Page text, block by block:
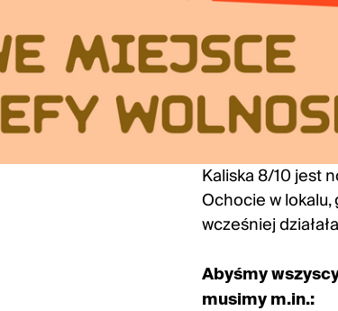
Kaliska 8/10 jest
Ochocie w
wcześniej
Abyśmy
musimy m.in.: